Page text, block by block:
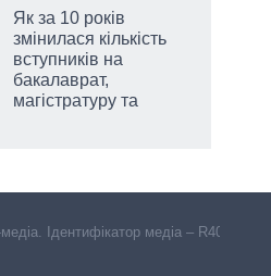
Як за 10 років
змінилася кількість
вступників на
бакалаврат,
магістратуру та
Ідентифікатор медіа – R40-